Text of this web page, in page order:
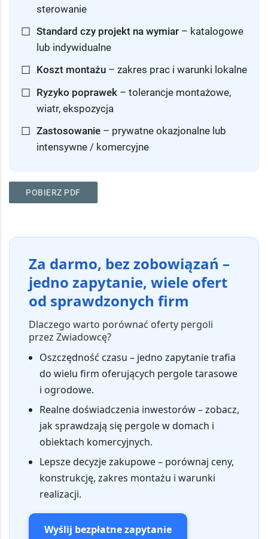
sterowanie
☐ Standard czy projekt na wymiar – katalogowe
lub indywidualne
☐ Koszt montażu – zakres prac i warunki lokalne
☐ Ryzyko poprawek – tolerancje montażowe,
wiatr, ekspozycja
☐ Zastosowanie – prywatne okazjonalne lub
intensywne / komercyjne
POBIERZ PDF
Za darmo, bez zobowiązań –
jedno zapytanie, wiele ofert
od sprawdzonych firm
Dlaczego warto porównać oferty pergoli
przez Zwiadowcę?
Oszczędność czasu – jedno zapytanie trafia
do wielu firm oferujących pergole tarasowe
i ogrodowe.
Realne doświadczenia inwestorów– zobacz,
jak sprawdzają się pergole w domach i
obiektach komercyjnych.
Lepsze decyzje zakupowe– porównaj ceny,
konstrukcję, zakres montażu i warunki
realizacji.
Wyślij bezpłatne zapytanie